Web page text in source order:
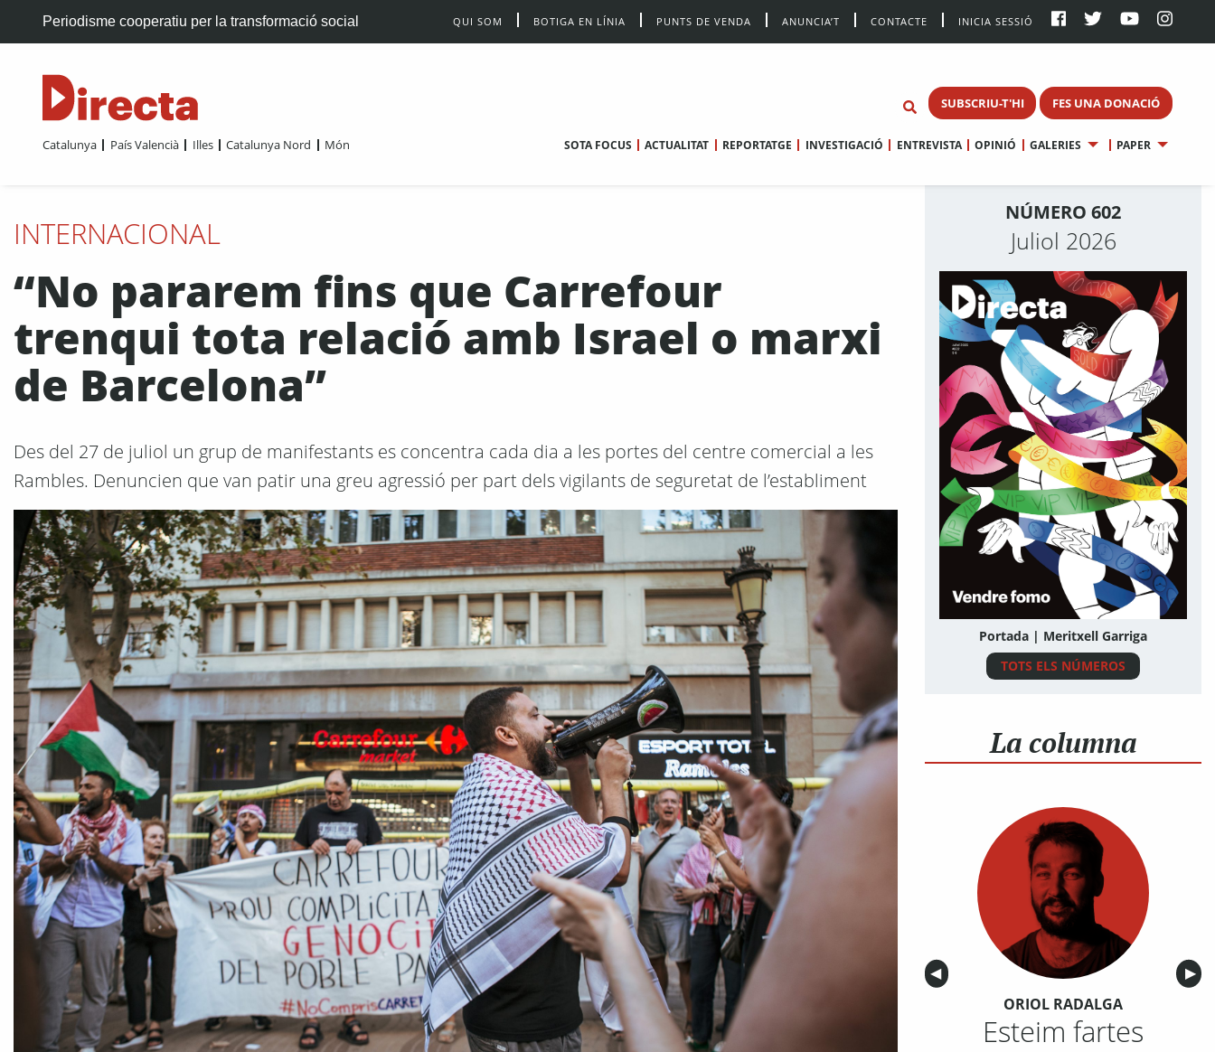
Periodisme cooperatiu per la transformació social QUI SOM BOTIGA EN LÍNIA PUNTS DE VENDA ANUNCIA’T CONTACTE INICIA SESSIÓ
SUBSCRIU-T'HI FES UNA DONACIÓ
Catalunya País Valencià Illes Catalunya Nord Món SOTA FOCUS ACTUALITAT REPORTATGE INVESTIGACIÓ ENTREVISTA OPINIÓ GALERIES PAPER
INTERNACIONAL
“No pararem fins que Carrefour
trenqui tota relació amb Israel o marxi
de Barcelona”
Des del 27 de juliol un grup de manifestants es concentra cada dia a les portes del centre comercial a les
Rambles. Denuncien que van patir una greu agressió per part dels vigilants de seguretat de l’establiment
NÚMERO 602
Juliol 2026
Portada | Meritxell Garriga
TOTS ELS NÚMEROS
La columna
Anterior
◀︎ ▶︎
ORIOL RADALGA
Esteim fartes